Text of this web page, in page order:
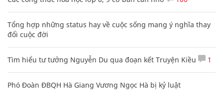
Tổng hợp những status hay về cuộc sống mang ý nghĩa thay
đổi cuộc đời
Tìm hiểu tư tưởng Nguyễn Du qua đoạn kết Truyện Kiều 1
Phó Đoàn ĐBQH Hà Giang Vương Ngọc Hà bị kỷ luật